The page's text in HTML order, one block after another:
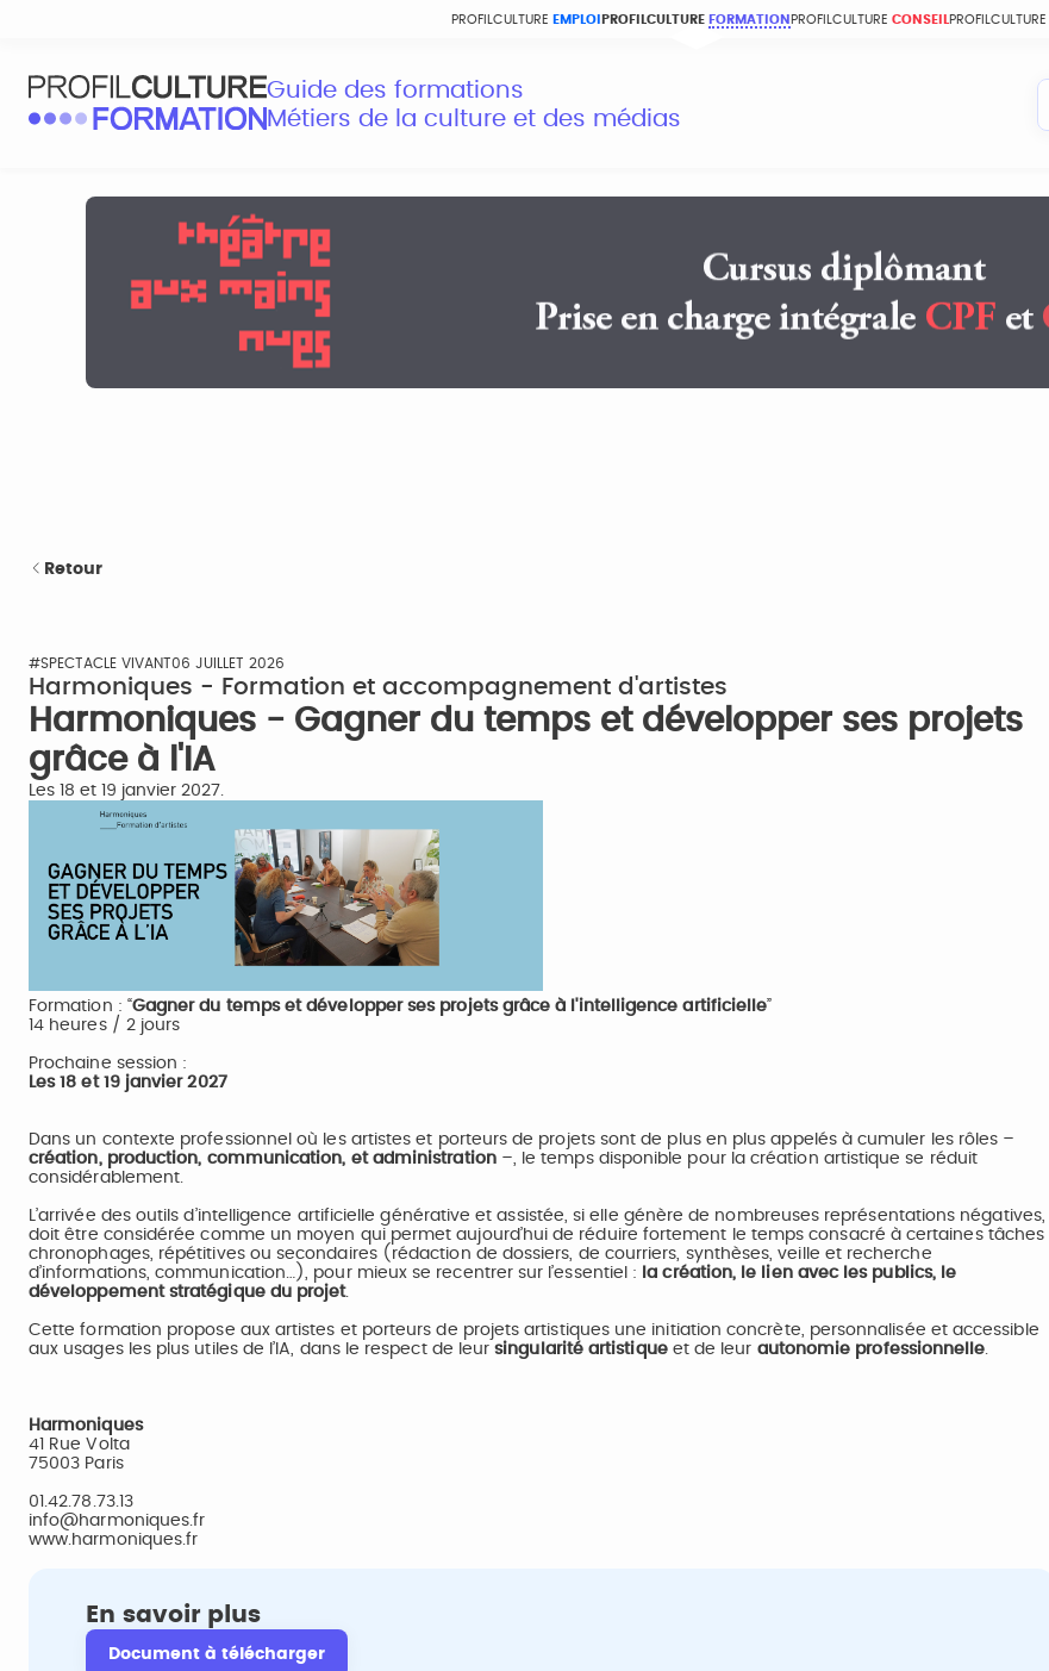
PROFILCULTURE EMPLOI PROFILCULTURE FORMATION PROFILCULTURE CONSEIL PROFILCULTURE
Guide des formations
Métiers de la culture et des médias
Retour
#SPECTACLE VIVANT06 JUILLET 2026
Harmoniques - Formation et accompagnement d'artistes
Harmoniques - Gagner du temps et développer ses projets
grâce à l'IA
Les 18 et 19 janvier 2027.
Formation : “Gagner du temps et développer ses projets grâce à l'intelligence artificielle”
14 heures / 2 jours
Prochaine session :
Les 18 et 19 janvier 2027
Dans un contexte professionnel où les artistes et porteurs de projets sont de plus en plus appelés à cumuler les rôles –
création, production, communication, et administration–, le temps disponible pour la création artistique se réduit
considérablement.
L’arrivée des outils d’intelligence artificielle générative et assistée, si elle génère de nombreuses représentations négatives,
doit être considérée comme un moyen qui permet aujourd’hui de réduire fortement le temps consacré à certaines tâches
chronophages, répétitives ou secondaires (rédaction de dossiers, de courriers, synthèses, veille et recherche
d’informations, communication…), pour mieux se recentrer sur l’essentiel :
la création, le lien avec les publics, le
développement stratégique du projet.
Cette formation propose aux artistes et porteurs de projets artistiques une initiation concrète, personnalisée et accessible
aux usages les plus utiles de l’IA, dans le respect de leursingularité artistiqueet de leur autonomie professionnelle
Harmoniques
41 Rue Volta
75003 Paris
01.42.78.73.13
info@harmoniques.fr
www.harmoniques.fr
En savoir plus
Document à télécharger